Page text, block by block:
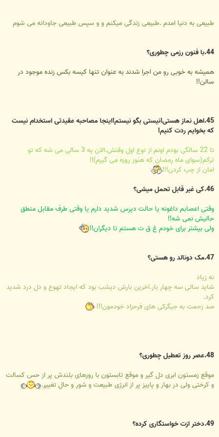
طبیعی به دنیا امدم .طبیعی زندگی میکنم و و سپس طبیعی جاودانه می شوم
44.با فنون رزمی چطوری؟
همیشه به خوبی رو من اجرا شدند به عنوان تنها کیسه بکس زنده موجود در
سالن!!
45.اهل نماز هستی!نیستی بگو نیستم!اینجا مصاحبه عقیدتی استخدام نیست
که بخوایم ردت کنیم!
تا 22 سالگی بودم اونم از نوع اول وقتش.الان یه 3 سالی می شه که تو
ترکم(سوای ماه رمضان که هنوز روزه می گیرم)!!
امان از چپ کردن!!!
46.کی غیر قابل تحمل میشی؟
وقتی اعصابم داغونه یا حالت دپرس شدید دارم یا وقتی طرف مقابل منطق
حالیش نمی شه!!
ولی بیشتر برای خودم غ ق ت هستم تا دیگران!!
47.مک دونالد رو هستی؟
نه زیاد
شاید سالی سه چهار بار.اخرین بارش دیشب بود که ایجاد تهوع و دل درد شدید
کرد.
صد زحمت به جیگرکی های فرحزاد خودمون!!!
48.عصر روز تعطیل چطوری؟
موقع زمستون ابری دل گیر و موقع تابستون با روزهای بلندش پر از حس کسالت
و کرختی ولی در بهار و پاییز پر از انرژی طبیعت و شور و حال تغییر.
49.دختر ازت خواستگاری کرده؟